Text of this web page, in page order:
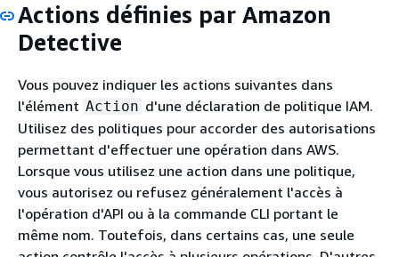
Actions définies par Amazon
Detective
Vous pouvez indiquer les actions suivantes dans
l'élément Action d'une déclaration de politique IAM.
Utilisez des politiques pour accorder des autorisations
permettant d'effectuer une opération dans AWS.
Lorsque vous utilisez une action dans une politique,
vous autorisez ou refusez généralement l'accès à
l'opération d'API ou à la commande CLI portant le
même nom. Toutefois, dans certains cas, une seule